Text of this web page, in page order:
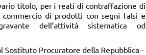
titolo, per i reati di contraffazione di
di prodotti con segni falsi e
dell’attività sistematica od
Sostituto Procuratore della Repubblica -